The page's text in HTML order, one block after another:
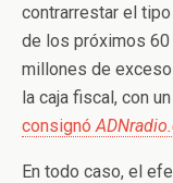
contrarrestar el
de los próximos 60
millones de
la caja fiscal, con
consignó
En todo caso, el